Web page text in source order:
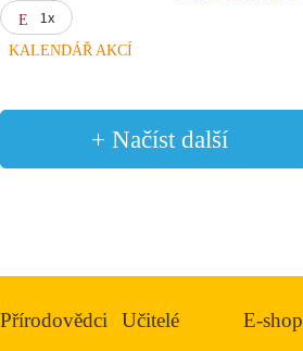
1x
KALENDÁŘ AKCÍ
+ Načíst další
Přírodovědci Učitelé E-shop